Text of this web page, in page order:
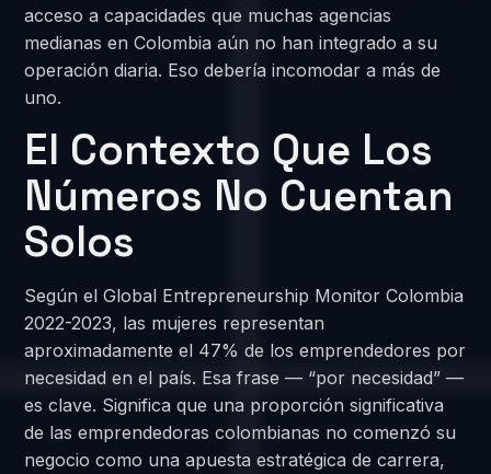
acceso a capacidades que muchas agencias
medianas en Colombia aún no han integrado a su
operación diaria. Eso debería incomodar a más de
uno.
El Contexto Que Los
Números No Cuentan
Solos
Según el Global Entrepreneurship Monitor Colombia
2022-2023, las mujeres representan
aproximadamente el 47% de los emprendedores por
necesidad en el país. Esa frase — “por necesidad” —
es clave. Significa que una proporción significativa
de las emprendedoras colombianas no comenzó su
negocio como una apuesta estratégica de carrera,